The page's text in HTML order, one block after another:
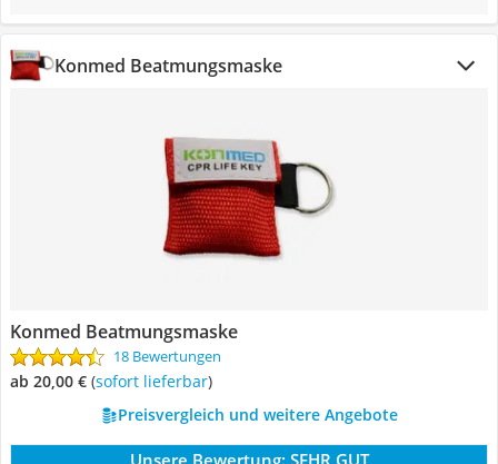
Konmed Beatmungsmaske
Konmed Beatmungsmaske
18 Bewertungen
ab 20,00 € ( Sofort lieferbar)
Preisvergleich und weitere Angebote
Unsere Bewertung: SEHR GUT